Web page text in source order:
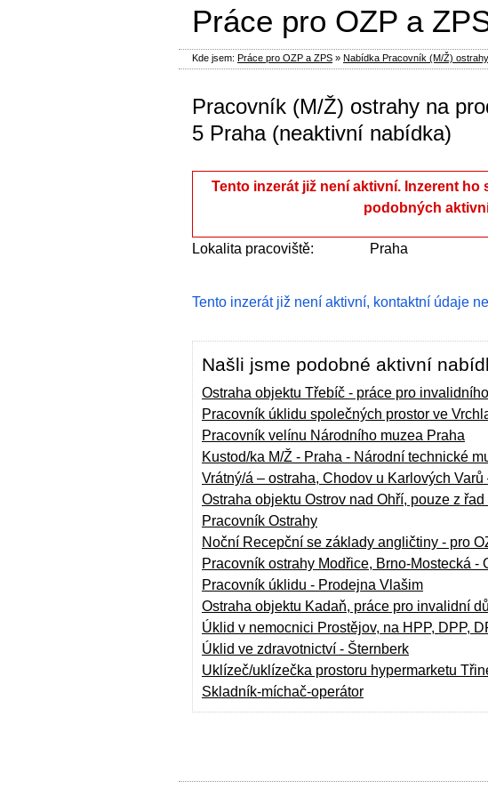
Pracovník (M/Ž) ostrahy na
5 Praha (neaktivní nabídka)
Tento inzerát již není aktivní. Inzerent
podobných
Lokalita pracoviště: Praha
Tento inzerát již není aktivní, kontaktní údaje
Našli jsme podobné aktivní
Ostraha objektu Třebíč - práce pro
Pracovník úklidu společných prostor ve
Pracovník velínu Národního muzea Praha
Kustod/ka M/Ž - Praha - Národní technické
Vrátný/á – ostraha, Chodov u Karlových
Ostraha objektu Ostrov nad Ohří, pouze z řad
Pracovník Ostrahy
Noční Recepční se základy angličtiny - pro
Pracovník ostrahy Modřice, Brno-Mostecká -
Pracovník úklidu - Prodejna Vlašim
Ostraha objektu Kadaň, práce pro invalidní
Úklid v nemocnici Prostějov, na HPP, DPP,
Úklid ve zdravotnictví - Šternberk
Uklízeč/uklízečka prostoru hypermarketu
Skladník-míchač-operátor
Práce pro OZP a
Kde jsem: Práce pro OZP a ZPS » Nabídka Pracovník (M/Ž)